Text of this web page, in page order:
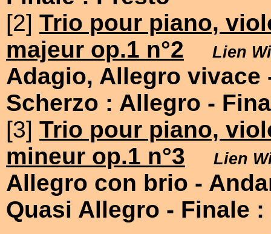
[2] Trio pour piano,
majeur op.1 n°2
Lien
Adagio, Allegro vivace
Scherzo : Allegro -
[3] Trio pour piano,
mineur op.1 n°3
Lien
Allegro con brio -
Quasi Allegro - Finale